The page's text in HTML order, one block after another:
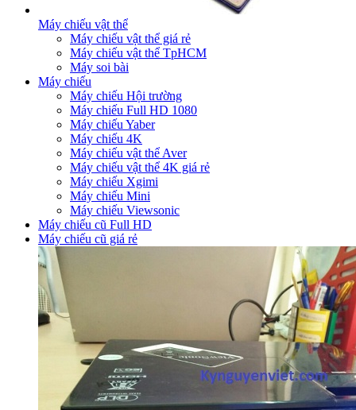
Máy chiếu vật thể
Máy chiếu vật thể giá rẻ
Máy chiếu vật thể TpHCM
Máy soi bài
Máy chiếu
Máy chiếu Hội trường
Máy chiếu Full HD 1080
Máy chiếu Yaber
Máy chiếu 4K
Máy chiếu vật thể Aver
Máy chiếu vật thể 4K giá rẻ
Máy chiếu Xgimi
Máy chiếu Mini
Máy chiếu Viewsonic
Máy chiếu cũ Full HD
Máy chiếu cũ giá rẻ